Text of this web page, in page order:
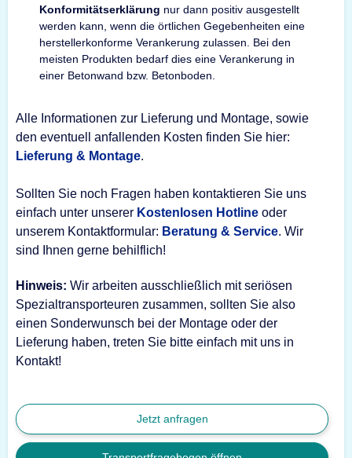
Konformitätserklärung nur dann positiv ausgestellt
werden kann, wenn die örtlichen Gegebenheiten eine
herstellerkonforme Verankerung zulassen. Bei den
meisten Produkten bedarf dies eine Verankerung in
einer Betonwand bzw. Betonboden.
Alle Informationen zur Lieferung und Montage, sowie
den eventuell anfallenden Kosten finden Sie hier:
Lieferung & Montage.
Sollten Sie noch Fragen haben kontaktieren Sie uns
einfach unter unserer Kostenlosen Hotline oder
unserem Kontaktformular: Beratung & Service. Wir
sind Ihnen gerne behilflich!
Hinweis: Wir arbeiten ausschließlich mit seriösen
Spezialtransporteuren zusammen, sollten Sie also
einen Sonderwunsch bei der Montage oder der
Lieferung haben, treten Sie bitte einfach mit uns in
Kontakt!
Jetzt anfragen